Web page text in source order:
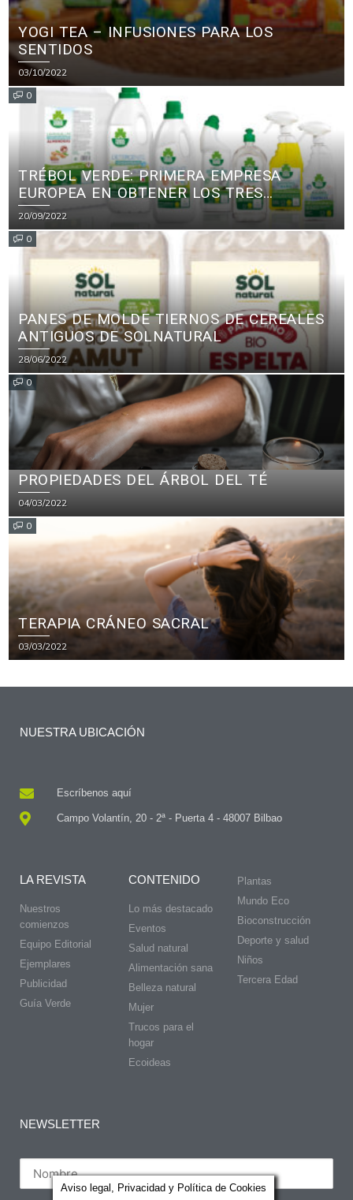
YOGI TEA – INFUSIONES PARA LOS
SENTIDOS
03/10/2022
0
TRÉBOL VERDE: PRIMERA EMPRESA
EUROPEA EN OBTENER LOS TRES
PRINCIPALES CERTIFICADOS ECOLÓGICOS
PARA PRODUCTOS DE LIMPIEZA
20/09/2022
0
PANES DE MOLDE TIERNOS DE CEREALES
ANTIGUOS DE SOLNATURAL
28/06/2022
0
PROPIEDADES DEL ÁRBOL DEL TÉ
04/03/2022
0
TERAPIA CRÁNEO SACRAL
03/03/2022
NUESTRA UBICACIÓN
Escríbenos aquí
Campo Volantín, 20 - 2ª - Puerta 4 - 48007 Bilbao
LA REVISTA
Nuestros
comienzos
Equipo Editorial
Ejemplares
Publicidad
Guía Verde
CONTENIDO
Lo más destacado
Eventos
Salud natural
Alimentación sana
Belleza natural
Mujer
Trucos para el
hogar
Ecoideas
Plantas
Mundo Eco
Bioconstrucción
Deporte y salud
Niños
Tercera Edad
NEWSLETTER
Aviso legal, Privacidad y Política de Cookies